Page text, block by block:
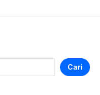
Cari